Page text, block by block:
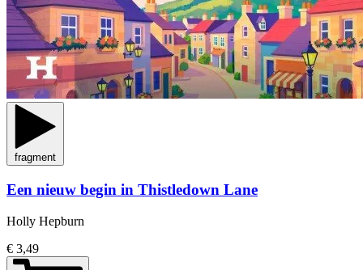
fragment
Een nieuw begin in Thistledown Lane
Holly Hepburn
€ 3,49